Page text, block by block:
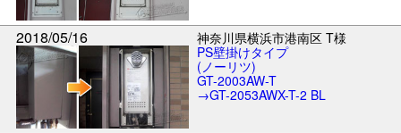
2018/05/16
神奈川県横浜市港南区 T様
PS壁掛けタイプ
(ノーリツ)
GT-2003AW-T
→GT-2053AWX-T-2 BL